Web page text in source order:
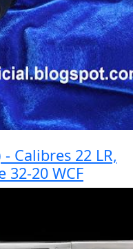
Calibres 22 LR,
32-20 WCF